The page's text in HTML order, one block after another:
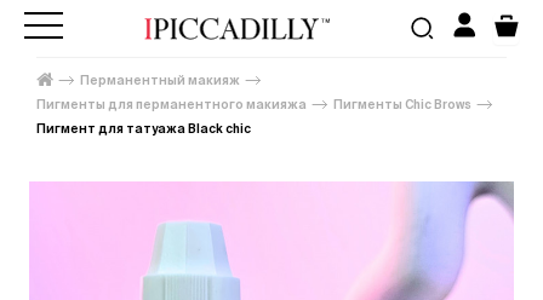
Перманентный макияж
Пигменты для перманентного макияжа
Пигменты Chic Brows
Пигмент для татуажа Black chic